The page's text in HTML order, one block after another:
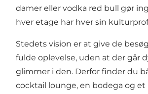
damer eller vodka red bull gør
hver etage har hver sin
Stedets vision er at give de
fulde oplevelse, uden at der går
glimmer i den. Derfor finder du
cocktail lounge, en bodega og et